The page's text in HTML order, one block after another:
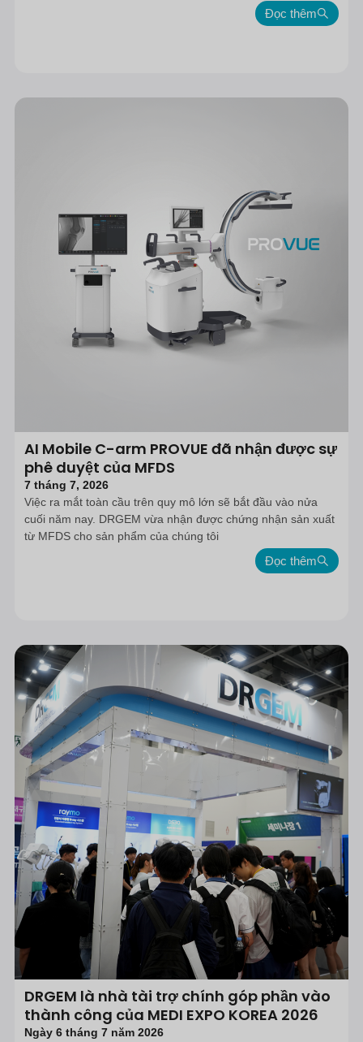
Đọc thêm
AI Mobile C-arm PROVUE đã nhận được sự
phê duyệt của MFDS
7 tháng 7, 2026
Việc ra mắt toàn cầu trên quy mô lớn sẽ bắt đầu vào nửa
cuối năm nay. DRGEM vừa nhận được chứng nhận sản xuất
từ MFDS cho sản phẩm của chúng tôi
Đọc thêm
DRGEM là nhà tài trợ chính góp phần vào
thành công của MEDI EXPO KOREA 2026
Ngày 6 tháng 7 năm 2026